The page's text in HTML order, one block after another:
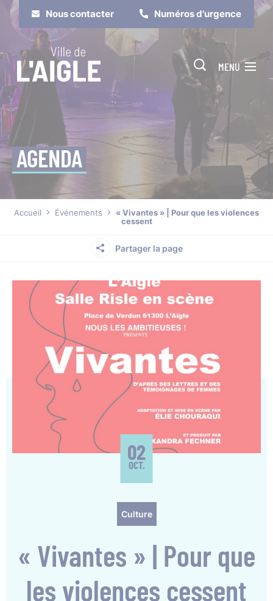
Nous contacter Numéros d'urgence
MENU
AGENDA
Accueil Événements
« Vivantes » | Pour que les violences
cessent
Partager la page
02
OCT.
Culture
« Vivantes » | Pour que
les violences cessent
Cookies management panel